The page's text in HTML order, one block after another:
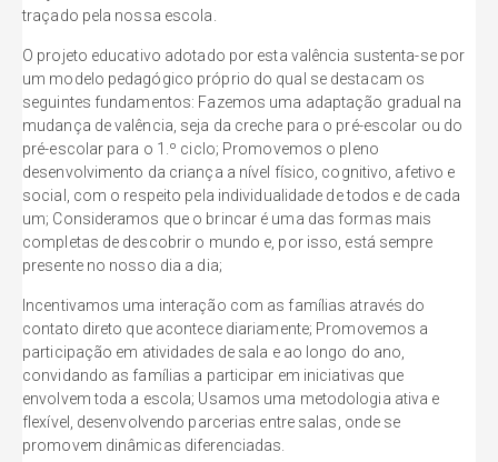
traçado pela nossa escola.
O projeto educativo adotado por esta valência sustenta-se por
um modelo pedagógico próprio do qual se destacam os
seguintes fundamentos: Fazemos uma adaptação gradual na
mudança de valência, seja da creche para o pré-escolar ou do
pré-escolar para o 1.º ciclo; Promovemos o pleno
desenvolvimento da criança a nível físico, cognitivo, afetivo e
social, com o respeito pela individualidade de todos e de cada
um; Consideramos que o brincar é uma das formas mais
completas de descobrir o mundo e, por isso, está sempre
presente no nosso dia a dia;
Incentivamos uma interação com as famílias através do
contato direto que acontece diariamente; Promovemos a
participação em atividades de sala e ao longo do ano,
convidando as famílias a participar em iniciativas que
envolvem toda a escola; Usamos uma metodologia ativa e
flexível, desenvolvendo parcerias entre salas, onde se
promovem dinâmicas diferenciadas.